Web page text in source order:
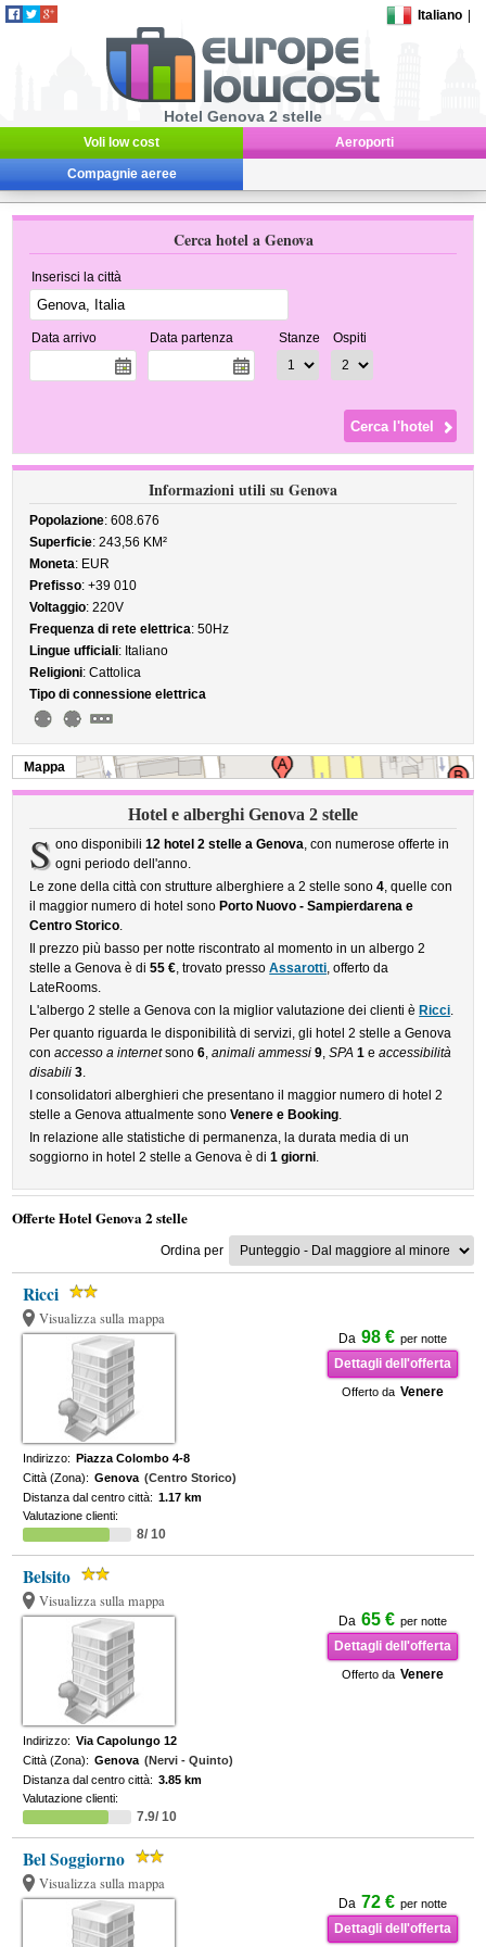
Italiano
Hotel Genova 2 stelle
Voli low cost Aeroporti
Compagnie aeree
Cerca hotel a Genova
Inserisci la città
Data arrivo Data partenza Stanze Ospiti
Informazioni utili su Genova
Popolazione: 608.676
Superficie: 243,56 KM²
Moneta: EUR
Prefisso: +39 010
Voltaggio: 220V
Frequenza di rete elettrica: 50Hz
Lingue ufficiali: Italiano
Religioni: Cattolica
Tipo di connessione elettrica
Mappa
Hotel e alberghi Genova 2 stelle
S ono disponibili 12 hotel 2 stelle a Genova, con numerose offerte in
ogni periodo dell'anno.
Le zone della città con strutture alberghiere a 2 stelle sono4, quelle con
il maggior numero di hotel sono Porto Nuovo - Sampierdarena e
Centro Storico.
Il prezzo più basso per notte riscontrato al momento in un albergo 2
stelle a Genova è di55 €, trovato pressoAssarotti, offerto da
LateRooms.
L'albergo 2 stelle a Genova con la miglior valutazione dei clienti è Ricci.
Per quanto riguarda le disponibilità di servizi, gli hotel 2 stelle a Genova
conaccesso a internetsono6,animali ammessi 9,SPA 1 eaccessibilità
disabili 3.
I consolidatori alberghieri che presentano il maggior numero di hotel 2
stelle a Genova attualmente sonoVenere e Booking.
In relazione alle statistiche di permanenza, la durata media di un
soggiorno in hotel 2 stelle a Genova è di1 giorni.
Offerte Hotel Genova 2 stelle
Ordina per
Ricci
Visualizza sulla mappa
Da 98 € per notte
Dettagli dell'offerta
Offerto da Venere
Indirizzo: Piazza Colombo 4-8
Città (Zona): Genova (Centro Storico)
Distanza dal centro città: 1.17 km
Valutazione clienti:
8/ 10
Belsito
Visualizza sulla mappa
Da 65 € per notte
Dettagli dell'offerta
Offerto da Venere
Indirizzo: Via Capolungo 12
Città (Zona): Genova (Nervi - Quinto)
Distanza dal centro città: 3.85 km
Valutazione clienti:
7.9/ 10
Bel Soggiorno
Visualizza sulla mappa
Da 72 € per notte
Dettagli dell'offerta